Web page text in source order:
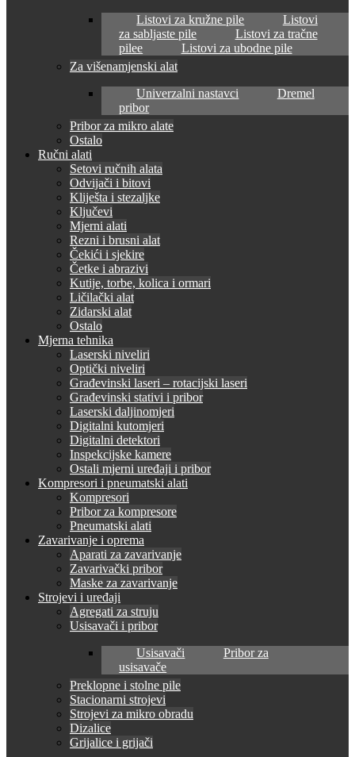
Listovi za kružne pile
Listovi
za sabljaste pile
Listovi za tračne
pilee
Listovi za ubodne pile
Za višenamjenski alat
Univerzalni nastavci
Dremel
pribor
Pribor za mikro alate
Ostalo
Ručni alati
Setovi ručnih alata
Odvijači i bitovi
Kliješta i stezaljke
Ključevi
Mjerni alati
Rezni i brusni alat
Čekići i sjekire
Četke i abrazivi
Kutije, torbe, kolica i ormari
Ličilački alat
Zidarski alat
Ostalo
Mjerna tehnika
Laserski niveliri
Optički niveliri
Građevinski laseri – rotacijski laseri
Građevinski stativi i pribor
Laserski daljinomjeri
Digitalni kutomjeri
Digitalni detektori
Inspekcijske kamere
Ostali mjerni uređaji i pribor
Kompresori i pneumatski alati
Kompresori
Pribor za kompresore
Pneumatski alati
Zavarivanje i oprema
Aparati za zavarivanje
Zavarivački pribor
Maske za zavarivanje
Strojevi i uređaji
Agregati za struju
Usisavači i pribor
Usisavači
Pribor za
usisavače
Preklopne i stolne pile
Stacionarni strojevi
Strojevi za mikro obradu
Dizalice
Grijalice i grijači